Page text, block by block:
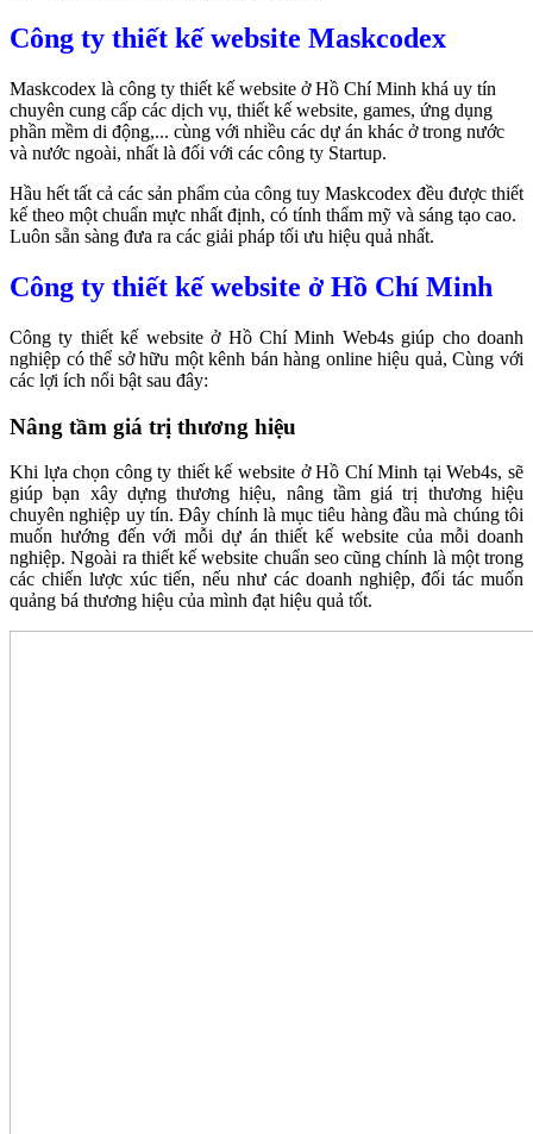
Công ty thiết kế website Maskcodex
Maskcodex là công ty thiết kế website ở Hồ Chí Minh khá uy tín
chuyên cung cấp các dịch vụ, thiết kế website, games, ứng dụng
phần mềm di động,... cùng với nhiều các dự án khác ở trong nước
và nước ngoài, nhất là đối với các công ty Startup.
Hầu hết tất cả các sản phẩm của công tuy Maskcodex đều được thiết
kế theo một chuẩn mực nhất định, có tính thẩm mỹ và sáng tạo cao.
Luôn sẵn sàng đưa ra các giải pháp tối ưu hiệu quả nhất.
Công ty thiết kế website ở Hồ Chí Minh
Công ty thiết kế website ở Hồ Chí Minh Web4s giúp cho doanh
nghiệp có thể sở hữu một kênh bán hàng online hiệu quả, Cùng với
các lợi ích nổi bật sau đây:
Nâng tầm giá trị thương hiệu
Khi lựa chọn công ty thiết kế website ở Hồ Chí Minh tại Web4s, sẽ
giúp bạn xây dựng thương hiệu, nâng tầm giá trị thương hiệu
chuyên nghiệp uy tín. Đây chính là mục tiêu hàng đầu mà chúng tôi
muốn hướng đến với mỗi dự án thiết kế website của mỗi doanh
nghiệp. Ngoài ra thiết kế website chuẩn seo cũng chính là một trong
các chiến lược xúc tiến, nếu như các doanh nghiệp, đối tác muốn
quảng bá thương hiệu của mình đạt hiệu quả tốt.